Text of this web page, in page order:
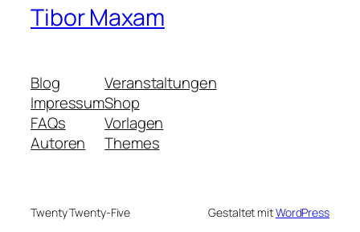
Tibor Maxam
Blog
Impressum
FAQs
Autoren
Veranstaltungen
Shop
Vorlagen
Themes
Twenty Twenty-Five Gestaltet mitWordPress